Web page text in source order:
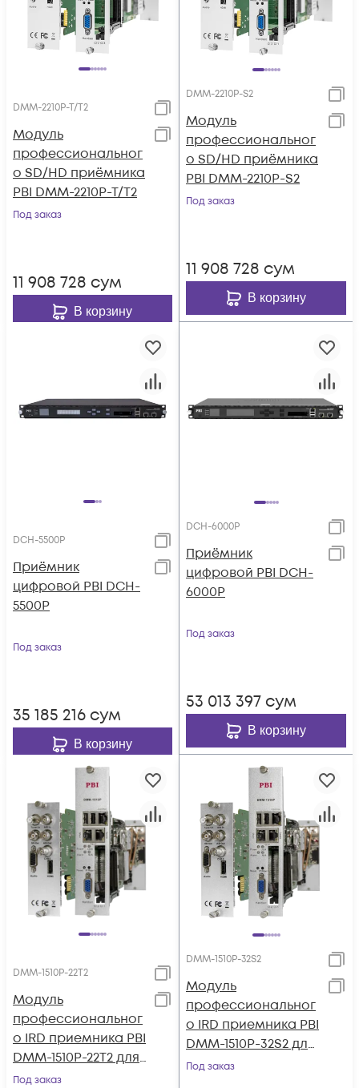
DMM-2210P-T/T2
Модуль
профессиональног
о SD/HD приёмника
PBI DMM-2210P-T/T2
Под заказ
11 908 728 сум
В корзину
DMM-2210P-S2
Модуль
профессиональног
о SD/HD приёмника
PBI DMM-2210P-S2
Под заказ
11 908 728 сум
В корзину
DCH-5500P
Приёмник
цифровой PBI DCH-
5500P
Под заказ
35 185 216 сум
В корзину
DCH-6000P
Приёмник
цифровой PBI DCH-
6000P
Под заказ
53 013 397 сум
В корзину
DMM-1510P-22T2
Модуль
профессиональног
о IRD приемника PBI
DMM-1510P-22T2 для
цифровой ГС PBI
Под заказ
DMM-1510P-32S2
Модуль
профессиональног
о IRD приемника PBI
DMM-1510P-32S2 для
цифровой ГС PBI
Под заказ